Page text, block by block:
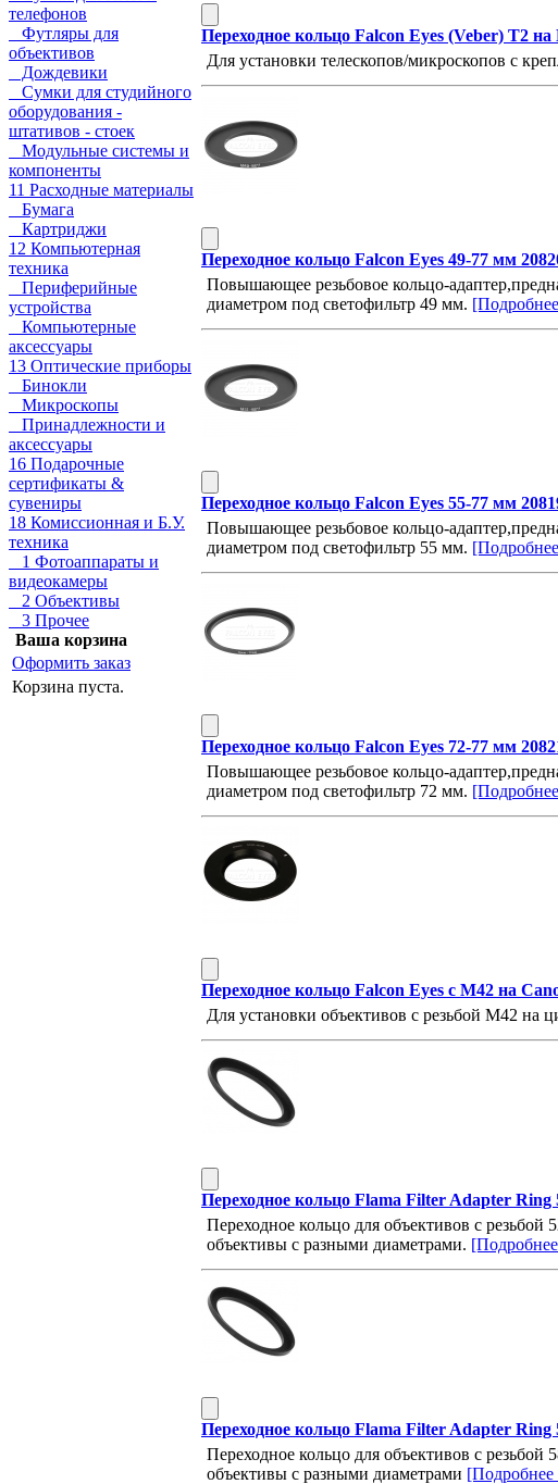
телефонов
Футляры для
объективов
Дождевики
Сумки для студийного
оборудования -
штативов - стоек
Модульные системы и
компоненты
11 Расходные материалы
Бумага
Картриджи
12 Компьютерная
техника
Периферийные
устройства
Компьютерные
аксессуары
13 Оптические приборы
Бинокли
Микроскопы
Принадлежности и
аксессуары
16 Подарочные
сертификаты &
сувениры
18 Комиссионная и Б.У.
техника
1 Фотоаппараты и
видеокамеры
2 Объективы
3 Прочее
Ваша корзина
Оформить заказ
Корзина пуста.
Переходное кольцо Falcon Eyes (Veber) T2 на
Для установки телескопов/микроскопов с
Переходное кольцо Falcon Eyes 49-77 мм
Повышающее резьбовое кольцо-
диаметром под светофильтр 49 мм.
Переходное кольцо Falcon Eyes 55-77 мм
Повышающее резьбовое кольцо-
диаметром под светофильтр 55 мм.
Переходное кольцо Falcon Eyes 72-77 мм
Повышающее резьбовое кольцо-
диаметром под светофильтр 72 мм.
Переходное кольцо Falcon Eyes c M42 на
Для установки объективов с резьбой М42 на
Переходное кольцо Flama Filter Adapter Ring
Переходное кольцо для объективов с
объективы с разными диаметрами.
Переходное кольцо Flama Filter Adapter Ring
Переходное кольцо для объективов с
объективы с разными диаметрами [Подробнее